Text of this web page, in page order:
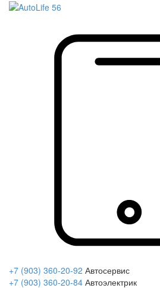
+7 (903) 360-20-92 Автосервис
+7 (903) 360-20-84 Автоэлектрик